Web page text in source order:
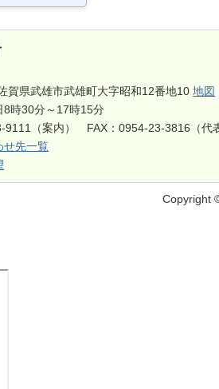
県武雄市武雄町大字昭和12番地10地図
8時30分～17時15分
9111（案内） FAX：0954-23-3816（代
せ先一覧
Copyright